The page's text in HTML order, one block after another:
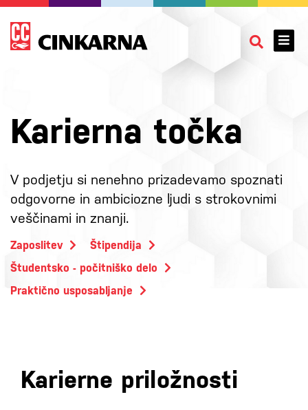
Karierna točka
V podjetju si nenehno prizadevamo spoznati
odgovorne in ambiciozne ljudi s strokovnimi
veščinami in znanji.
Zaposlitev
Štipendija
Študentsko - počitniško delo
Praktično usposabljanje
Karierne priložnosti